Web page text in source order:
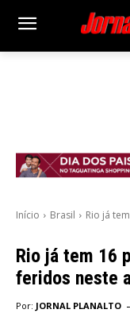
Início Brasil Rio já
Rio já tem 16
feridos neste
Por: JORNAL PLANALTO -